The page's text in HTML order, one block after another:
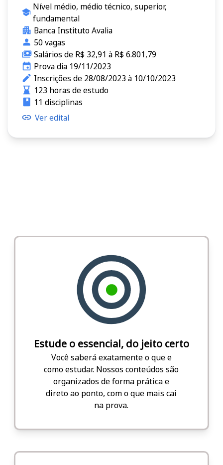
Nível médio, médio técnico, superior,
fundamental
Banca Instituto Avalia
50 vagas
Salários de R$ 32,91 à R$ 6.801,79
Prova dia 19/11/2023
Inscrições de 28/08/2023 à 10/10/2023
123 horas de estudo
11 disciplinas
Ver edital
Estude o essencial, do jeito certo
Você saberá exatamente o que e
como estudar. Nossos conteúdos são
organizados de forma prática e
direto ao ponto, com o que mais cai
na prova.